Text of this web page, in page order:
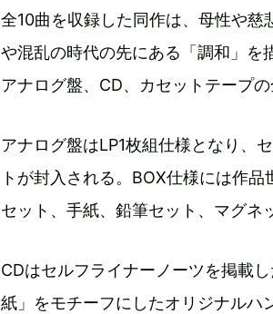
全10曲を収録した同作は、母性や
や混乱の時代の先にある「調和」を
アナログ盤、CD、カセットテープ
アナログ盤はLP1枚組仕様となり、
トが封入される。BOX仕様には作
セット、手紙、鉛筆セット、マグネ
CDはセルフライナーノーツを掲載
紙」をモチーフにしたオリジナル